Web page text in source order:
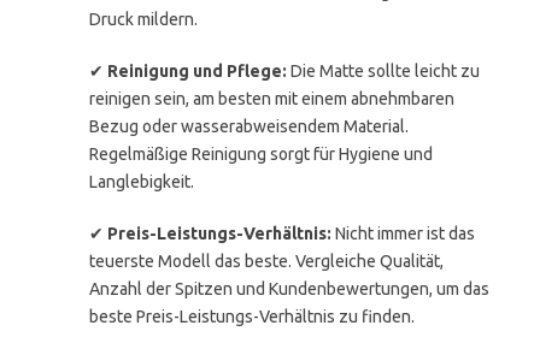
Druck mildern.
✔ Reinigung und Pflege: Die Matte sollte leicht zu
reinigen sein, am besten mit einem abnehmbaren
Bezug oder wasserabweisendem Material.
Regelmäßige Reinigung sorgt für Hygiene und
Langlebigkeit.
✔ Preis-Leistungs-Verhältnis: Nicht immer ist das
teuerste Modell das beste. Vergleiche Qualität,
Anzahl der Spitzen und Kundenbewertungen, um das
beste Preis-Leistungs-Verhältnis zu finden.